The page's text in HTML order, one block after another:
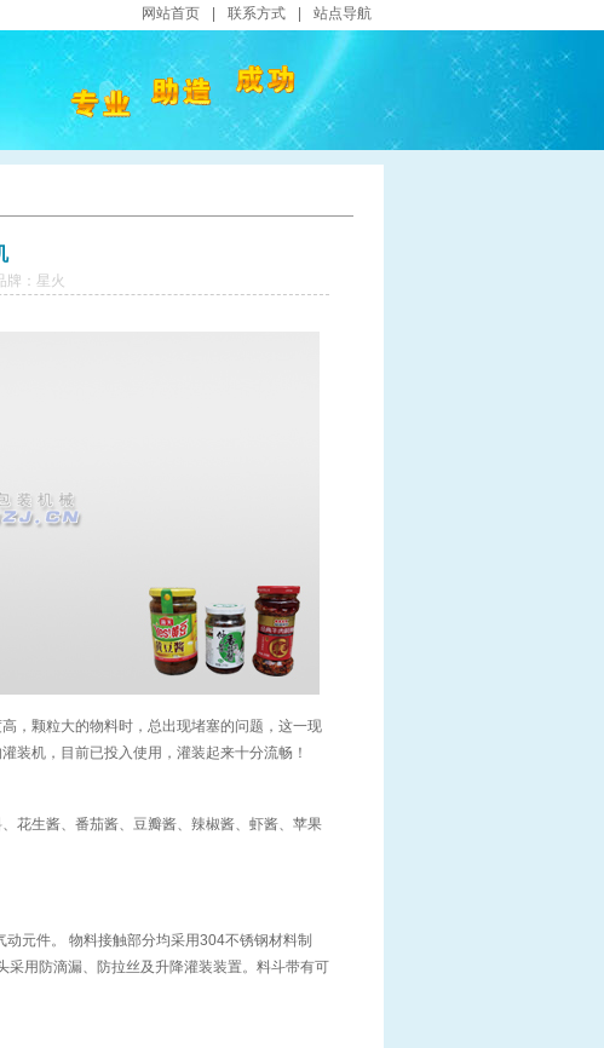
网站首页 联系方式 站点导航
牌：星火
，颗粒大的物料时，总出现堵塞的问题，这一现
装机，目前已投入使用，灌装起来十分流畅！
花生酱、番茄酱、豆瓣酱、辣椒酱、虾酱、苹果
元件。 物料接触部分均采用304不锈钢材料制
采用防滴漏、防拉丝及升降灌装装置。料斗带有可